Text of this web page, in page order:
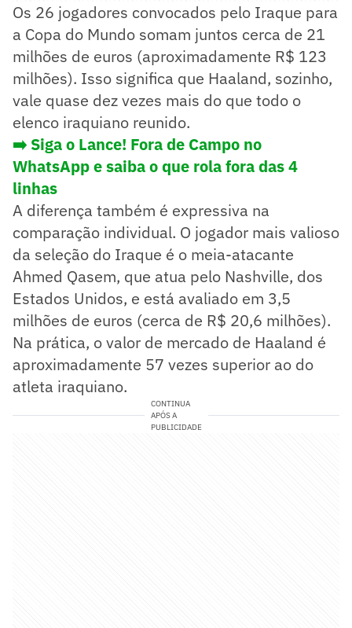
Os 26 jogadores convocados pelo Iraque para
a Copa do Mundo somam juntos cerca de 21
milhões de euros (aproximadamente R$ 123
milhões). Isso significa que Haaland, sozinho,
vale quase dez vezes mais do que todo o
elenco iraquiano reunido.
➡️ Siga o Lance! Fora de Campo no
WhatsApp e saiba o que rola fora das 4
linhas
A diferença também é expressiva na
comparação individual. O jogador mais valioso
da seleção do Iraque é o meia-atacante
Ahmed Qasem, que atua pelo Nashville, dos
Estados Unidos, e está avaliado em 3,5
milhões de euros (cerca de R$ 20,6 milhões).
Na prática, o valor de mercado de Haaland é
aproximadamente 57 vezes superior ao do
atleta iraquiano.
CONTINUA
APÓS A
PUBLICIDADE